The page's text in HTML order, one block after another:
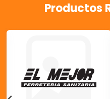
Productos